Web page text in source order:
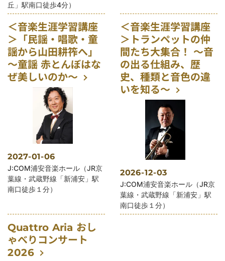
丘」駅南口徒歩4分）
＜音楽生涯学習講座
＞「民謡・唱歌・童
謡から山田耕筰へ」
～童謡 赤とんぼはな
ぜ美しいのか～
2027-01-06
公演会場
J:COM浦安音楽ホール（JR京
葉線・武蔵野線「新浦安」駅
南口徒歩１分）
＜音楽生涯学習講座
＞トランペットの仲
間たち大集合！ ～音
の出る仕組み、歴
史、種類と音色の違
いを知る～
2026-12-03
公演会場
J:COM浦安音楽ホール（JR京
葉線・武蔵野線「新浦安」駅
南口徒歩１分）
Quattro Aria おし
ゃべりコンサート
2026